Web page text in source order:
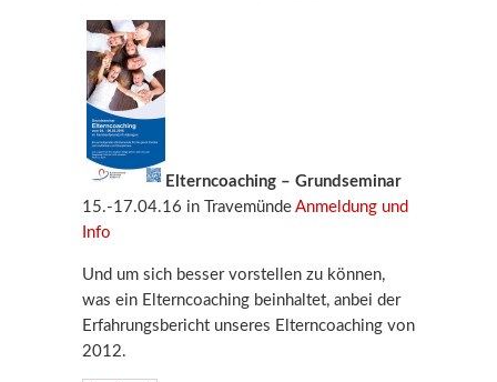
Elterncoaching – Grundseminar
15.-17.04.16 in Travemünde Anmeldung und
Info
Und um sich besser vorstellen zu können,
was ein Elterncoaching beinhaltet, anbei der
Erfahrungsbericht unseres Elterncoaching von
2012.